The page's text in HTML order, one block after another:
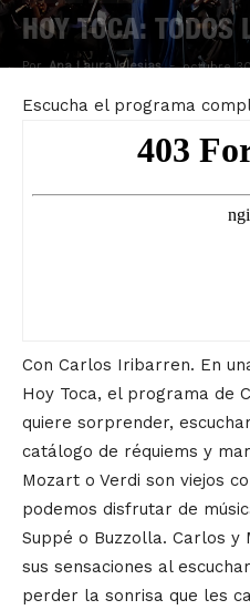
HOY TOCA: TODOS
Por Ana Laura Iglesias - octubre
Escucha el programa
Con Carlos Iribarren. En
Hoy Toca, el programa de
quiere sorprender,
catálogo de réquiems y
Mozart o Verdi son viejos
podemos disfrutar de
Suppé o Buzzolla. Carlos y
sus sensaciones al
perder la sonrisa que les